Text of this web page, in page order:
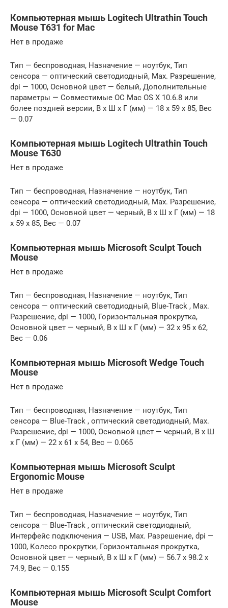
Компьютерная мышь Logitech Ultrathin Touch
Mouse T631 for Mac
Нет в продаже
Тип — беспроводная, Назначение — ноутбук, Тип
сенсора — оптический светодиодный, Max. Разрешение,
dpi — 1000, Основной цвет — белый, Дополнительные
параметры — Совместимые ОС Mac OS X 10.6.8 или
более поздней версии, В x Ш x Г (мм) — 18 x 59 x 85, Вес
— 0.07
Компьютерная мышь Logitech Ultrathin Touch
Mouse T630
Нет в продаже
Тип — беспроводная, Назначение — ноутбук, Тип
сенсора — оптический светодиодный, Max. Разрешение,
dpi — 1000, Основной цвет — черный, В x Ш x Г (мм) — 18
x 59 x 85, Вес — 0.07
Компьютерная мышь Microsoft Sculpt Touch
Mouse
Нет в продаже
Тип — беспроводная, Назначение — ноутбук, Тип
сенсора — оптический светодиодный, Blue-Track , Max.
Разрешение, dpi — 1000, Горизонтальная прокрутка,
Основной цвет — черный, В x Ш x Г (мм) — 32 x 95 x 62,
Вес — 0.06
Компьютерная мышь Microsoft Wedge Touch
Mouse
Нет в продаже
Тип — беспроводная, Назначение — ноутбук, Тип
сенсора — Blue-Track , оптический светодиодный, Max.
Разрешение, dpi — 1000, Основной цвет — черный, В x Ш
x Г (мм) — 22 x 61 x 54, Вес — 0.065
Компьютерная мышь Microsoft Sculpt
Ergonomic Mouse
Нет в продаже
Тип — беспроводная, Назначение — ноутбук, Тип
сенсора — Blue-Track , оптический светодиодный,
Интерфейс подключения — USB, Max. Разрешение, dpi —
1000, Колесо прокрутки, Горизонтальная прокрутка,
Основной цвет — черный, В x Ш x Г (мм) — 56.7 x 98.2 x
74.9, Вес — 0.155
Компьютерная мышь Microsoft Sculpt Comfort
Mouse